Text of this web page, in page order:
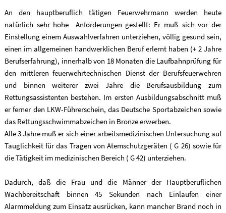
An den hauptberuflich tätigen Feuerwehrmann werden heute
natürlich sehr hohe Anforderungen gestellt: Er muß sich vor der
Einstellung einem Auswahlverfahren unterziehen, völlig gesund sein,
einen im allgemeinen handwerklichen Beruf erlernt haben (+ 2 Jahre
Berufserfahrung), innerhalb von 18 Monaten die Laufbahnprüfung für
den mittleren feuerwehrtechnischen Dienst der Berufsfeuerwehren
und binnen weiterer zwei Jahre die Berufsausbildung zum
Rettungsassistenten bestehen. Im ersten Ausbildungsabschnitt muß
er ferner den LKW-Führerschein, das Deutsche Sportabzeichen sowie
das Rettungsschwimmabzeichen in Bronze erwerben.
Alle 3 Jahre muß er sich einer arbeitsmedizinischen Untersuchung auf
Tauglichkeit für das Tragen von Atemschutzgeräten ( G 26) sowie für
die Tätigkeit im medizinischen Bereich ( G 42) unterziehen.
Dadurch, daß die Frau und die Männer der Hauptberuflichen
Wachbereitschaft binnen 45 Sekunden nach Einlaufen einer
Alarmmeldung zum Einsatz ausrücken, kann mancher Brand noch in